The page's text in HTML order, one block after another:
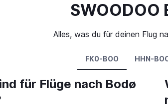
SWOODOO
Alles, was du für deinen Flug
FK0-BOO HHN-
für Flüge nach Bodø